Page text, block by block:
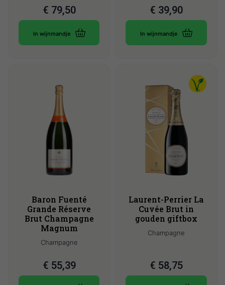
€ 79,50
In wijnmandje
€ 39,90
In wijnmandje
Baron Fuenté
Grande Réserve
Brut Champagne
Magnum
Champagne
€ 55,39
Laurent-Perrier La
Cuvée Brut in
gouden giftbox
Champagne
€ 58,75